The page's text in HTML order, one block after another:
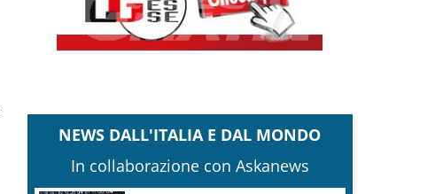
NEWS DALL'ITALIA E DAL MONDO
In collaborazione con Askanews